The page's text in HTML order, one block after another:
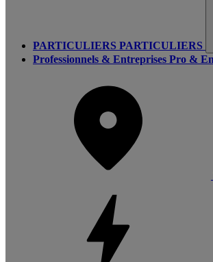
PARTICULIERS PARTICULIERS
Professionnels & Entreprises Pro &